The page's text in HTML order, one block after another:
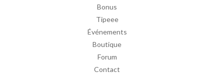
Bonus
Tipeee
Événements
Boutique
Forum
Contact